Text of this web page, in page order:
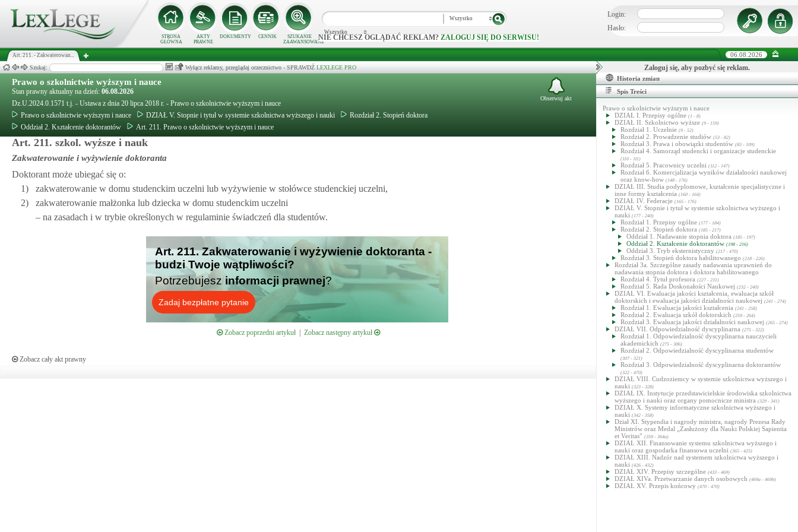
STRONA
GŁÓWNA
AKTY
PRAWNE
DOKUMENTY CENNIK
SZUKANIE
ZAAWANSOWANE
Wszystko
Wszystko
NIE CHCESZ OGLĄDAĆ REKLAM? ZALOGUJ SIĘ DO SERWISU!
Login:
Hasło:
Art. 211. - Zakwaterowan... 06.08.2026
Szukaj: Wyłącz reklamy, przeglądaj orzecznictwo - SPRAWDŹ LEXLEGE PRO
Prawo o szkolnictwie wyższym i nauce
Stan prawny aktualny na dzień: 06.08.2026
Dz.U.2024.0.1571 t.j. - Ustawa z dnia 20 lipca 2018 r. - Prawo o szkolnictwie wyższym i nauce
Prawo o szkolnictwie wyższym i nauce
DZIAŁ V. Stopnie i tytuł w systemie szkolnictwa wyższego i nauki
Rozdział 2. Stopień doktora
Oddział 2. Kształcenie doktorantów
Art. 211. Prawo o szkolnictwie wyższym i nauce
Obserwuj akt
Art. 211. szkol. wyższe i nauk
Zakwaterowanie i wyżywienie doktoranta
Doktorant może ubiegać się o:
1)
zakwaterowanie w domu studenckim uczelni lub wyżywienie w stołówce studenckiej uczelni,
2)
zakwaterowanie małżonka lub dziecka w domu studenckim uczelni
– na zasadach i w trybie określonych w regulaminie świadczeń dla studentów.
Art. 211. Zakwaterowanie i wyżywienie doktoranta -
budzi Twoje wątpliwości?
Potrzebujesz informacji prawnej?
Zadaj bezpłatne pytanie
Zobacz poprzedni artykuł| Zobacz następny artykuł
Zobacz cały akt prawny
Zaloguj się, aby pozbyć się reklam.
Historia zmian
Spis Treści
Prawo o szkolnictwie wyższym i nauce
DZIAŁ I. Przepisy ogólne (1 - 8)
DZIAŁ II. Szkolnictwo wyższe (9 - 159)
Rozdział 1. Uczelnie (9 - 52)
Rozdział 2. Prowadzenie studiów (53 - 82)
Rozdział 3. Prawa i obowiązki studentów (83 - 109)
Rozdział 4. Samorząd studencki i organizacje studenckie
(110 - 111)
Rozdział 5. Pracownicy uczelni (112 - 147)
Rozdział 6. Komercjalizacja wyników działalności naukowej
oraz know-how (148 - 176)
DZIAŁ III. Studia podyplomowe, kształcenie specjalistyczne i
inne formy kształcenia (160 - 164)
DZIAŁ IV. Federacje (165 - 176)
DZIAŁ V. Stopnie i tytuł w systemie szkolnictwa wyższego i
nauki (177 - 240)
Rozdział 1. Przepisy ogólne (177 - 184)
Rozdział 2. Stopień doktora (185 - 217)
Oddział 1. Nadawanie stopnia doktora (185 - 197)
Oddział 2. Kształcenie doktorantów (198 - 216)
Oddział 3. Tryb eksternistyczny (217 - 470)
Rozdział 3. Stopień doktora habilitowanego (218 - 226)
Rozdział 3a. Szczególne zasady nadawania uprawnień do
nadawania stopnia doktora i doktora habilitowanego
Rozdział 4. Tytuł profesora (227 - 231)
Rozdział 5. Rada Doskonałości Naukowej (232 - 240)
DZIAŁ VI. Ewaluacja jakości kształcenia, ewaluacja szkół
doktorskich i ewaluacja jakości działalności naukowej (241 - 274)
Rozdział 1. Ewaluacja jakości kształcenia (241 - 258)
Rozdział 2. Ewaluacja szkół doktorskich (259 - 264)
Rozdział 3. Ewaluacja jakości działalności naukowej (265 - 274)
DZIAŁ VII. Odpowiedzialność dyscyplinarna (275 - 322)
Rozdział 1. Odpowiedzialność dyscyplinarna nauczycieli
akademickich (275 - 306)
Rozdział 2. Odpowiedzialność dyscyplinarna studentów
(307 - 321)
Rozdział 3. Odpowiedzialność dyscyplinarna doktorantów
(322 - 470)
DZIAŁ VIII. Cudzoziemcy w systemie szkolnictwa wyższego i
nauki (323 - 328)
DZIAŁ IX. Instytucje przedstawicielskie środowiska szkolnictwa
wyższego i nauki oraz organy pomocnicze ministra (329 - 341)
DZIAŁ X. Systemy informatyczne szkolnictwa wyższego i
nauki (342 - 358)
Dział XI. Stypendia i nagrody ministra, nagrody Prezesa Rady
Ministrów oraz Medal „Zasłużony dla Nauki Polskiej Sapientia
et Veritas” (359 - 364a)
DZIAŁ XII. Finansowanie systemu szkolnictwa wyższego i
nauki oraz gospodarka finansowa uczelni (365 - 425)
DZIAŁ XIII. Nadzór nad systemem szkolnictwa wyższego i
nauki (426 - 432)
DZIAŁ XIV. Przepisy szczególne (433 - 469)
DZIAŁ XIVa. Przetwarzanie danych osobowych (469a - 469b)
DZIAŁ XV. Przepis końcowy (470 - 470)